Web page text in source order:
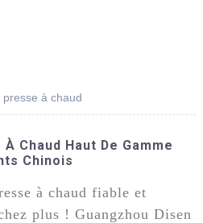
à chaud
Chaud Haut De Gamme
Chinois
à chaud fiable et
plus ! Guangzhou Disen